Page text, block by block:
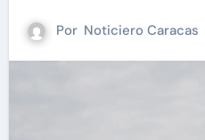
Por Noticiero Caracas